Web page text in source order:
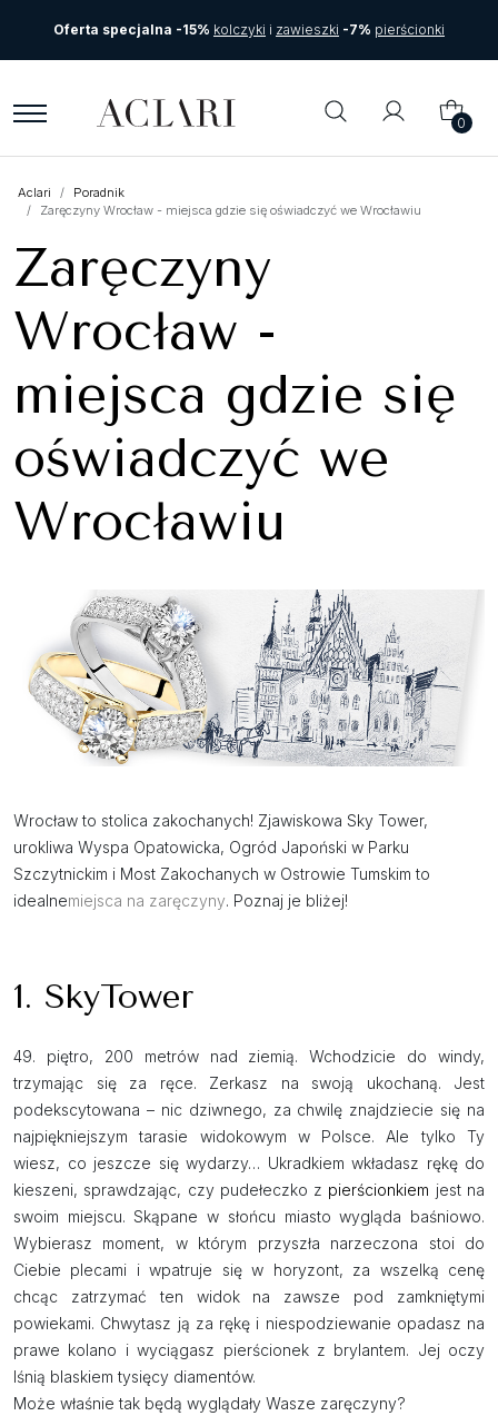
Oferta specjalna -15% kolczyki i zawieszki -7% pierścionki
0
Aclari
Poradnik
Zaręczyny Wrocław - miejsca gdzie się oświadczyć we Wrocławiu
Zaręczyny
Wrocław -
miejsca gdzie się
oświadczyć we
Wrocławiu
Wrocław to stolica zakochanych! Zjawiskowa Sky Tower,
urokliwa Wyspa Opatowicka, Ogród Japoński w Parku
Szczytnickim i Most Zakochanych w Ostrowie Tumskim to
idealnemiejsca na zaręczyny. Poznaj je bliżej!
1. SkyTower
49. piętro, 200 metrów nad ziemią. Wchodzicie do windy,
trzymając się za ręce. Zerkasz na swoją ukochaną. Jest
podekscytowana – nic dziwnego, za chwilę znajdziecie się na
najpiękniejszym tarasie widokowym w Polsce. Ale tylko Ty
wiesz, co jeszcze się wydarzy… Ukradkiem wkładasz rękę do
kieszeni, sprawdzając, czy pudełeczko z pierścionkiem jest na
swoim miejscu. Skąpane w słońcu miasto wygląda baśniowo.
Wybierasz moment, w którym przyszła narzeczona stoi do
Ciebie plecami i wpatruje się w horyzont, za wszelką cenę
chcąc zatrzymać ten widok na zawsze pod zamkniętymi
powiekami. Chwytasz ją za rękę i niespodziewanie opadasz na
prawe kolano i wyciągasz pierścionek z brylantem. Jej oczy
lśnią blaskiem tysięcy diamentów.
Może właśnie tak będą wyglądały Wasze zaręczyny?